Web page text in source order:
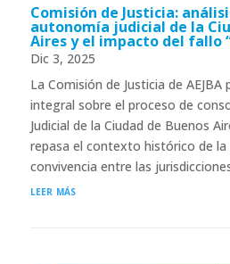
Comisión de Justicia:
autonomía judicial de la
Aires y el impacto del fallo
Dic 3, 2025
La Comisión de Justicia de AEJBA
integral sobre el proceso de
Judicial de la Ciudad de Buenos
repasa el contexto histórico de
convivencia entre las
leer más